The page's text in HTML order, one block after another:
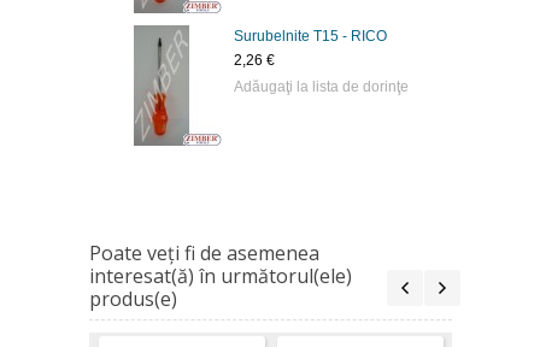
Surubelnite Т15 - RICO
2,26 €
Adăugaţi la lista de dorinţe
Poate veţi fi de asemenea
interesat(ă) în următorul(ele)
produs(e)